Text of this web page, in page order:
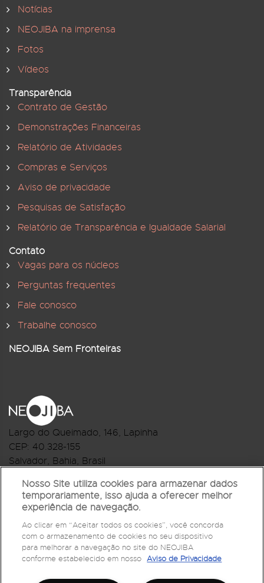
Notícias
NEOJIBA na imprensa
Fotos
Vídeos
Transparência
Contrato de Gestão
Demonstrações Financeiras
Relatório de Atividades
Compras e Serviços
Aviso de privacidade
Pesquisas de Satisfação
Relatório de Transparência e Igualdade Salarial
Contato
Vagas para os núcleos
Perguntas frequentes
Fale conosco
Trabalhe conosco
NEOJIBA Sem Fronteiras
Largo do Queimado, 146, Lapinha
CEP: 40.328-155
Salvador, Bahia, Brasil
R.Monte Castelo Nº 62, Bairro Barbalho
CEP: 40.301-210
Salvador, Bahia, Brasil
Telefone:(71) 3032-1073
Nosso Site utiliza cookies para armazenar dados
temporariamente, isso ajuda a oferecer melhor
experiência de navegação.
Ao clicar em “Aceitar todos os cookies”, você concorda
com o armazenamento de cookies no seu dispositivo
para melhorar a navegação no site do NEOJIBA
conforme estabelecido em nosso Aviso de Privacidade